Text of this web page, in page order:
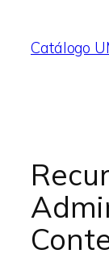
contenido
Catálogo